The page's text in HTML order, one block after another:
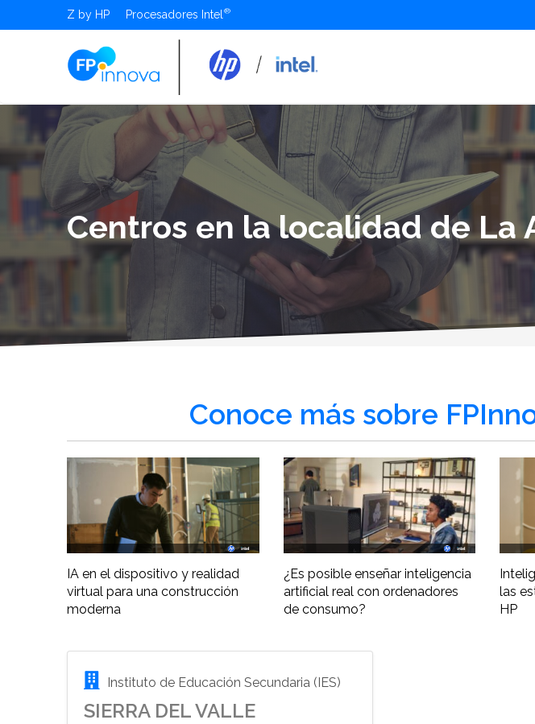
Z by HP Procesadores Intel
Centros en la localidad de La
Conoce más sobre
IA en el dispositivo y realidad
virtual para una construcción
moderna
¿Es posible enseñar inteligencia
artificial real con ordenadores
de consumo?
las
HP
Instituto de Educación Secundaria (IES)
SIERRA DEL VALLE